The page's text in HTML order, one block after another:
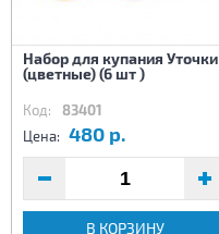
Набор для купания Уточки
(цветные) (6 шт )
Код: 83401
Цена: 480 р.
В КОРЗИНУ